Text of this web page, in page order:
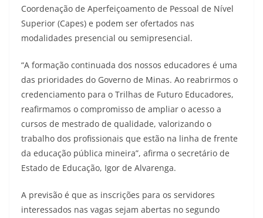
Coordenação de Aperfeiçoamento de Pessoal de Nível
Superior (Capes) e podem ser ofertados nas
modalidades presencial ou semipresencial.
“A formação continuada dos nossos educadores é uma
das prioridades do Governo de Minas. Ao reabrirmos o
credenciamento para o Trilhas de Futuro Educadores,
reafirmamos o compromisso de ampliar o acesso a
cursos de mestrado de qualidade, valorizando o
trabalho dos profissionais que estão na linha de frente
da educação pública mineira”, afirma o secretário de
Estado de Educação, Igor de Alvarenga.
A previsão é que as inscrições para os servidores
interessados nas vagas sejam abertas no segundo